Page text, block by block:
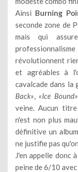
Ainsi Burning
seconde zone de
mais qui
révolutionnent
et agréables à
cavalcade dans
Back», «Ice Bound»
veine. Aucun
n'est non plus
définitive un
ne justifie pas
J'en appelle donc
peine de 6/10 avec